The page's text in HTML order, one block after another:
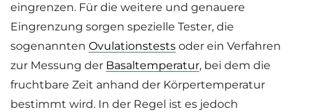
eingrenzen. Für die weitere und genauere
Eingrenzung sorgen spezielle Tester, die
sogenannten Ovulationstests oder ein Verfahren
zur Messung der Basaltemperatur, bei dem die
fruchtbare Zeit anhand der Körpertemperatur
bestimmt wird. In der Regel ist es jedoch